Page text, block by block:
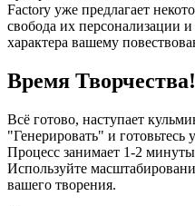
Factory уже предлагает
свобода их персонализации
характера вашему
Время Творчества!
Всё готово, наступает
"Генерировать" и
Процесс занимает 1-2
Используйте
вашего творения.